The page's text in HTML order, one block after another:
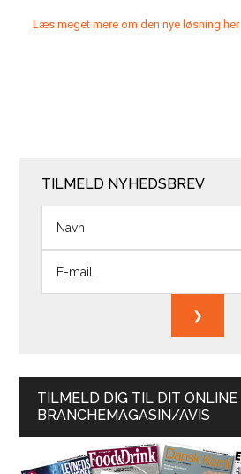
Læs meget mere om den nye løsning her
TILMELD NYHEDSBREV
TILMELD DIG TIL DIT ONLINE
BRANCHEMAGASIN/AVIS